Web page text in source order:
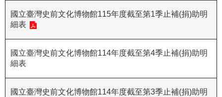
站
導
覽
R
國立臺灣史前文化博物館115年度截至第1季止補(捐)助明
細表
國立臺灣史前文化博物館114年度截至第4季止補(捐)助明
細表
國立臺灣史前文化博物館114年度截至第3季止補(捐)助明